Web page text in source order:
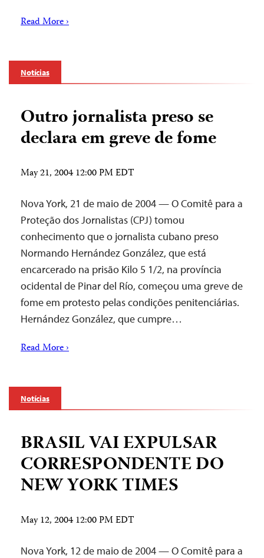
Read More ›
Notícias
Outro jornalista preso se
declara em greve de fome
May 21, 2004 12:00 PM EDT
Nova York, 21 de maio de 2004 — O Comitê para a
Proteção dos Jornalistas (CPJ) tomou
conhecimento que o jornalista cubano preso
Normando Hernández González, que está
encarcerado na prisão Kilo 5 1/2, na província
ocidental de Pinar del Río, começou uma greve de
fome em protesto pelas condições penitenciárias.
Hernández González, que cumpre…
Read More ›
Notícias
BRASIL VAI EXPULSAR
CORRESPONDENTE DO
NEW YORK TIMES
May 12, 2004 12:00 PM EDT
Nova York, 12 de maio de 2004 — O Comitê para a